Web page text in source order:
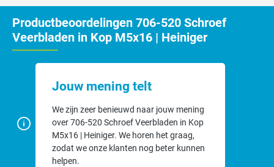
Productbeoordelingen 706-520 Schroef
Veerbladen in Kop M5x16 | Heiniger
Jouw mening telt
We zijn zeer benieuwd naar jouw mening
over 706-520 Schroef Veerbladen in Kop
M5x16 | Heiniger. We horen het graag,
zodat we onze klanten nog beter kunnen
helpen.